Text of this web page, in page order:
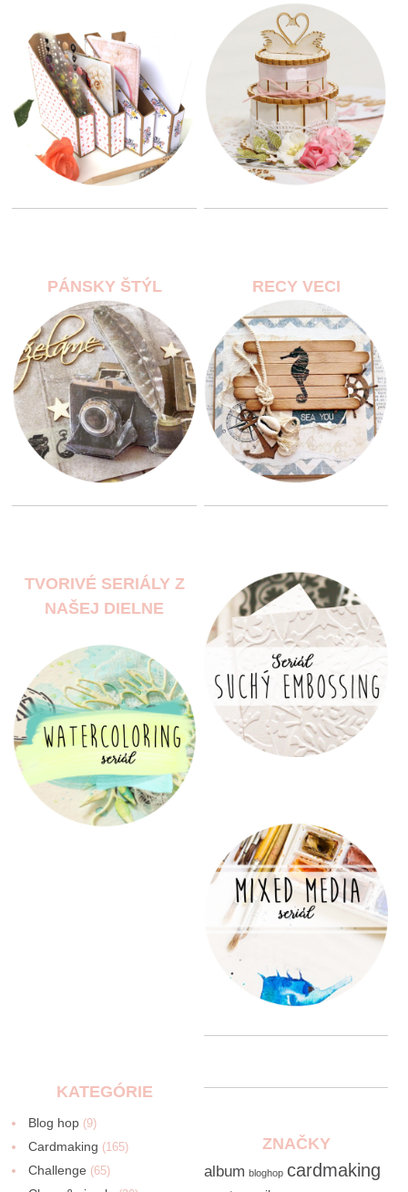
PÁNSKY ŠTÝL RECY VECI
TVORIVÉ SERIÁLY Z
NAŠEJ DIELNE
KATEGÓRIE
Blog hop (9)
Cardmaking (165)
Challenge (65)
ZNAČKY
album bloghop cardmaking